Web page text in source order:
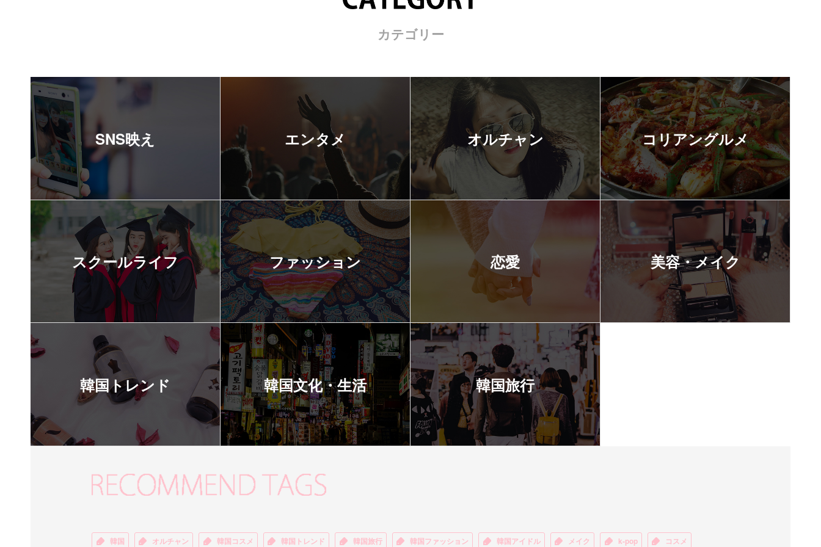
カテゴリー
SNS映え エンタメ オルチャン コリアングルメ
スクールライフ ファッション 恋愛 美容・メイク
韓国トレンド 韓国文化・生活 韓国旅行
韓国 オルチャン 韓国コスメ 韓国トレンド 韓国旅行 韓国ファッション 韓国アイドル メイク k-pop コスメ